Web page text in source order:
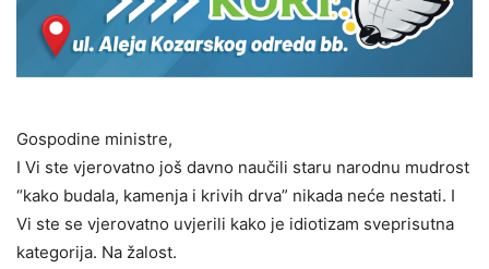
Gospodine ministre,
I Vi ste vjerovatno još davno naučili staru narodnu mudrost
“kako budala, kamenja i krivih drva” nikada neće nestati. I
Vi ste se vjerovatno uvjerili kako je idiotizam sveprisutna
kategorija. Na žalost.